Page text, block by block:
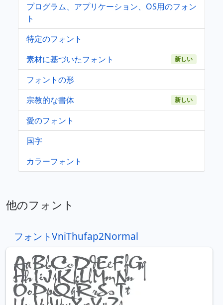
プログラム、アプリケーション、OS用のフォン
ト
特定のフォント
素材に基づいたフォント
新しい
フォントの形
宗教的な書体
新しい
愛のフォント
国字
カラーフォント
他のフォント
フォントVniThufap2Normal